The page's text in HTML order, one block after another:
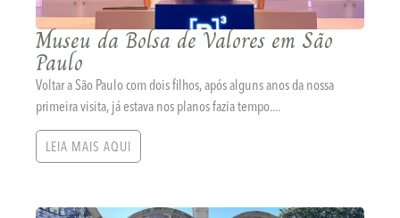
Museu da Bolsa de Valores em São
Paulo
Voltar a São Paulo com dois filhos, após alguns anos da nossa
primeira visita, já estava nos planos fazia tempo....
LEIA MAIS AQUI